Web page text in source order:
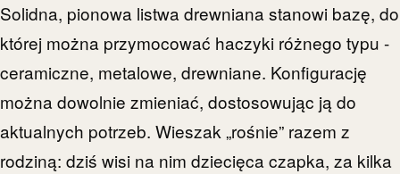
Solidna, pionowa listwa drewniana stanowi bazę, do
której można przymocować haczyki różnego typu -
ceramiczne, metalowe, drewniane. Konfigurację
można dowolnie zmieniać, dostosowując ją do
aktualnych potrzeb. Wieszak „rośnie” razem z
rodziną: dziś wisi na nim dziecięca czapka, za kilka